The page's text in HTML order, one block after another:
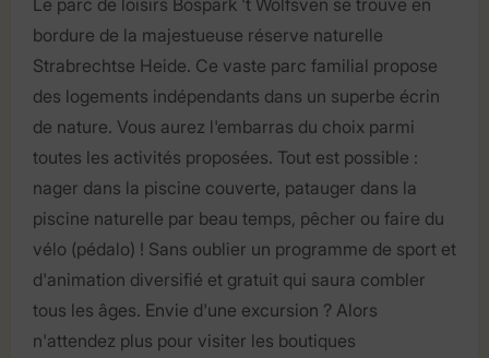
bordure de la majestueuse réserve naturelle
Strabrechtse Heide. Ce vaste parc familial propose
des logements indépendants dans un superbe écrin
de nature. Vous aurez l'embarras du choix parmi
toutes les activités proposées. Tout est possible :
nager dans la piscine couverte, patauger dans la
piscine naturelle par beau temps, pêcher ou faire du
vélo (pédalo) ! Sans oublier un programme de sport et
d'animation diversifié et gratuit qui saura combler
tous les âges. Envie d'une excursion ? Alors
n'attendez plus pour visiter les boutiques